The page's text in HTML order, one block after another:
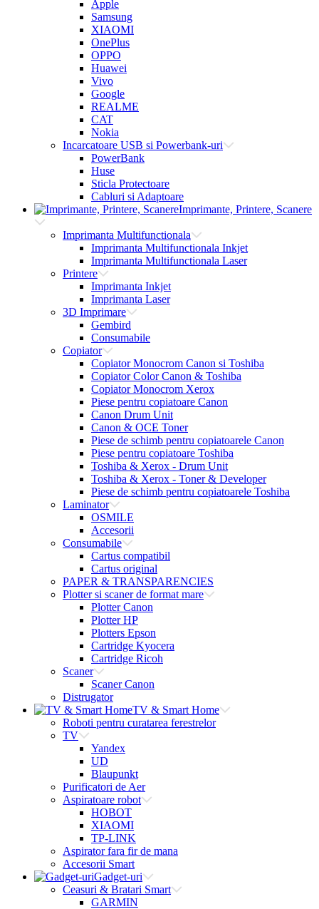
Apple
Samsung
XIAOMI
OnePlus
OPPO
Huawei
Vivo
Google
REALME
CAT
Nokia
Incarcatoare USB si Powerbank-uri
PowerBank
Huse
Sticla Protectoare
Cabluri si Adaptoare
Imprimante, Printere, Scanere
Imprimanta Multifunctionala
Imprimanta Multifunctionala Inkjet
Imprimanta Multifunctionala Laser
Printere
Imprimanta Inkjet
Imprimanta Laser
3D Imprimare
Gembird
Consumabile
Copiator
Copiator Monocrom Canon si Toshiba
Copiator Color Canon & Toshiba
Copiator Monocrom Xerox
Piese pentru copiatoare Canon
Canon Drum Unit
Canon & OCE Toner
Piese de schimb pentru copiatoarele Canon
Piese pentru copiatoare Toshiba
Toshiba & Xerox - Drum Unit
Toshiba & Xerox - Toner & Developer
Piese de schimb pentru copiatoarele Toshiba
Laminator
OSMILE
Accesorii
Consumabile
Cartus compatibil
Cartus original
PAPER & TRANSPARENCIES
Plotter si scaner de format mare
Plotter Canon
Plotter HP
Plotters Epson
Cartridge Kyocera
Cartridge Ricoh
Scaner
Scaner Canon
Distrugator
TV & Smart Home
Roboti pentru curatarea ferestrelor
TV
Yandex
UD
Blaupunkt
Purificatori de Aer
Aspiratoare robot
HOBOT
XIAOMI
TP-LINK
Aspirator fara fir de mana
Accesorii Smart
Gadget-uri
Ceasuri & Bratari Smart
GARMIN